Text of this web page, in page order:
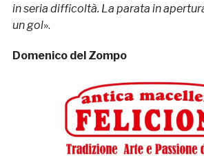
in seria difficoltà. La parata in
un gol».
Domenico del Zompo